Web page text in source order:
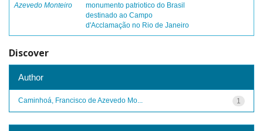
Azevedo Monteiro
monumento patriotico do Brasil
destinado ao Campo
d'Acclamação no Rio de Janeiro
Discover
Author
1
Caminhoá, Francisco de Azevedo Mo...